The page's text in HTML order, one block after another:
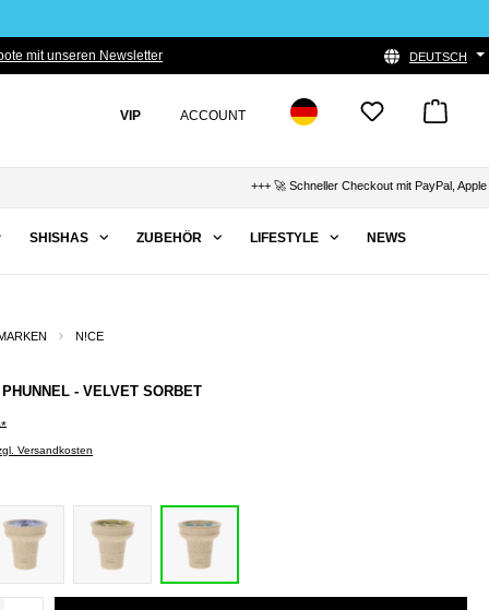
mit unseren Newsletter DEUTSCH
VIP ACCOUNT
+++ 🚀 Schneller Checkout mit PayPal, Apple Pay &
SHISHAS ZUBEHÖR LIFESTYLE NEWS
N!CE
- VELVET SORBET
Versandkosten